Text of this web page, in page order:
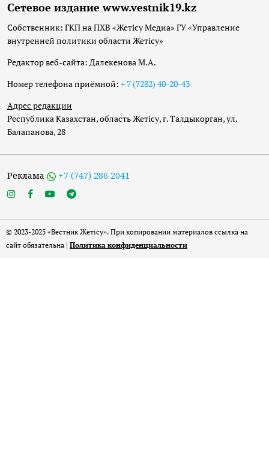
Сетевое издание www.vestnik19.kz
Собственник: ГКП на ПХВ «Жетісу Медиа» ГУ «Управление
внутренней политики области Жетісу»
Редактор веб-сайта: Далекенова М.А.
Номер телефона приёмной: + 7 (7282) 40-20-43
Адрес редакции
Республика Казахстан, область Жетісу, г. Талдыкорган, ул.
Балапанова, 28
Реклама +7 (747) 286 2041
© 2023-2025 «Вестник Жетісу». При копировании материалов ссылка на
сайт обязательна | Политика конфиденциальности